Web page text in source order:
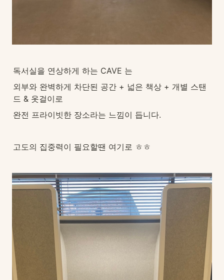
독서실을 연상하게 하는 CAVE 는
외부와 완벽하게 차단된 공간 + 넓은 책상 + 개별 스탠
드 & 옷걸이로
완전 프라이빗한 장소라는 느낌이 듭니다.
고도의 집중력이 필요할땐 여기로 ㅎㅎ